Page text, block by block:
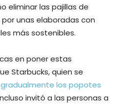
eliminar las pajillas de
unas elaboradas con
más sostenibles.
en poner estas
Starbucks, quien se
los popotes
invitó a las personas a